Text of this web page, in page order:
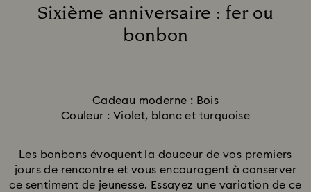
Sixième anniversaire : fer ou
bonbon
Cadeau moderne : Bois
Couleur : Violet, blanc et turquoise
Les bonbons évoquent la douceur de vos premiers
jours de rencontre et vous encouragent à conserver
ce sentiment de jeunesse. Essayez une variation de ce